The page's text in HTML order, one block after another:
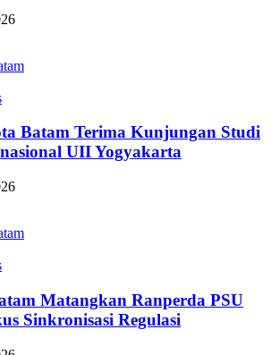
Batam Terima Kunjungan Studi
UII Yogyakarta
Matangkan Ranperda PSU
Sinkronisasi Regulasi